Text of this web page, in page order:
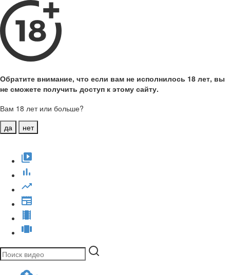
Обратите внимание, что если вам не исполнилось 18 лет, вы
не сможете получить доступ к этому сайту.
Вам 18 лет или больше?
да
нет